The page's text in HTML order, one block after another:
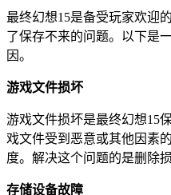
最终幻想15是备受玩家欢迎
了保存不来的问题。以下是
因。
游戏文件损坏
游戏文件损坏是最终幻想15
戏文件受到恶意或其他因素
度。解决这个问题的是删除
存储设备故障